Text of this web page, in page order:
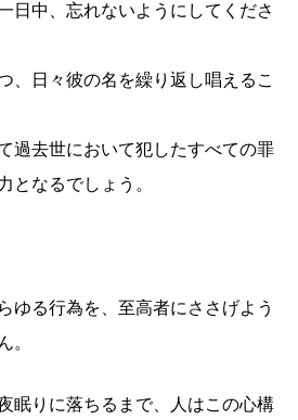
日中、忘れないようにしてくださ
、日々彼の名を繰り返し唱えるこ
過去世において犯したすべての罪
となるでしょう。
ゆる行為を、至高者にささげよう
。
眠りに落ちるまで、人はこの心構